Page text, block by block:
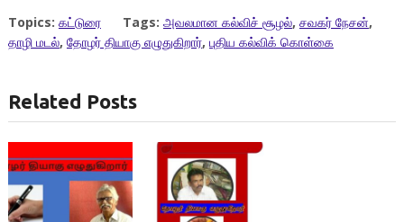
Topics: கட்டுரை Tags: அவலமான கல்விச் சூழல், சவகர் நேசன்,
தாழி மடல், தோழர் தியாகு எழுதுகிறார், புதிய கல்விக் கொள்கை
Related Posts